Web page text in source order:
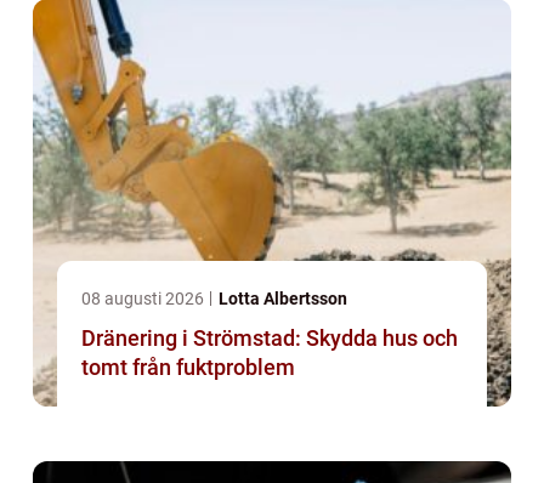
08 augusti 2026 Lotta Albertsson
Dränering i Strömstad: Skydda hus och
tomt från fuktproblem